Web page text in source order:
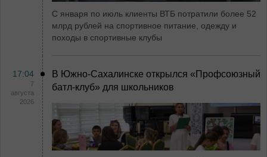
С января по июль клиенты ВТБ потратили более 52
млрд рублей на спортивное питание, одежду и
походы в спортивные клубы
17:04
7
августа
2026
В Южно-Сахалинске открылся «Профсоюзный
батл-клуб» для школьников